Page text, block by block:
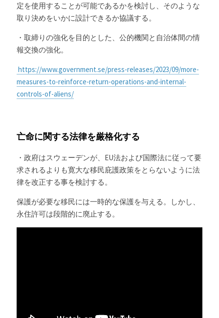
定を使用することが可能であるかを検討し、そのような
取り決めをいかに設計できるか協議する。
・取締りの強化を目的とした、公的機関と自治体間の情
報交換の強化。
measures-to-reinforce-return-operations-and-internal-
controls-of-aliens/
亡命に関する法律を厳格化する
・政府はスウェーデンが、EU法および国際法に従って要
求されるよりも寛大な移民庇護政策をとらないように法
律を改正する事を検討する。
保護が必要な移民には一時的な保護を与える。しかし、
永住許可は段階的に廃止する。